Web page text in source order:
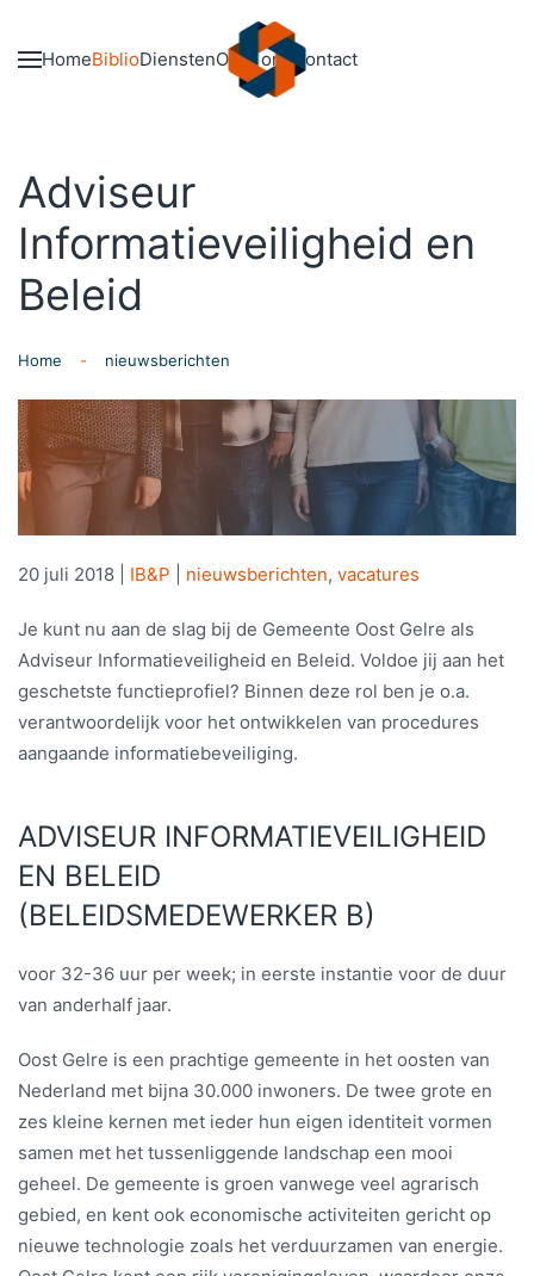
Skip to main content
HomeBiblioDienstenOver onsContact
Adviseur
Informatieveiligheid en
Beleid
Home nieuwsberichten
20 juli 2018 IB&P nieuwsberichten, vacatures
Je kunt nu aan de slag bij de Gemeente Oost Gelre als
Adviseur Informatieveiligheid en Beleid. Voldoe jij aan het
geschetste functieprofiel? Binnen deze rol ben je o.a.
verantwoordelijk voor het ontwikkelen van procedures
aangaande informatiebeveiliging.
ADVISEUR INFORMATIEVEILIGHEID
EN BELEID
(BELEIDSMEDEWERKER B)
voor 32-36 uur per week; in eerste instantie voor de duur
van anderhalf jaar.
Oost Gelre is een prachtige gemeente in het oosten van
Nederland met bijna 30.000 inwoners. De twee grote en
zes kleine kernen met ieder hun eigen identiteit vormen
samen met het tussenliggende landschap een mooi
geheel. De gemeente is groen vanwege veel agrarisch
gebied, en kent ook economische activiteiten gericht op
nieuwe technologie zoals het verduurzamen van energie.